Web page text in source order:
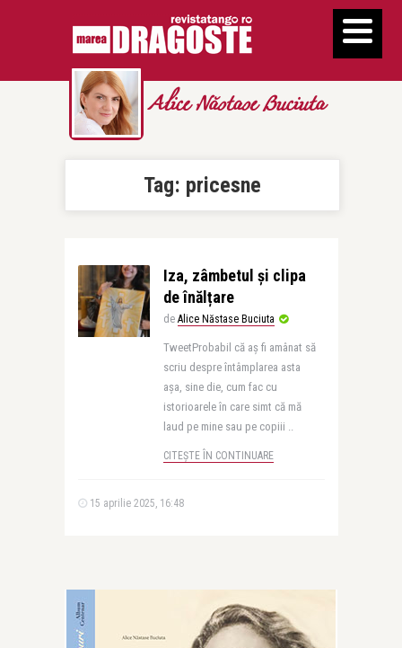
Alice Năstase Buciuta
Tag: pricesne
Iza, zâmbetul și clipa
de înălțare
de Alice Năstase Buciuta
TweetProbabil că aș fi amânat să
scriu despre întâmplarea asta
așa, sine die, cum fac cu
istorioarele în care simt că mă
laud pe mine sau pe copiii ..
CITEȘTE ÎN CONTINUARE
15 aprilie 2025, 16:48